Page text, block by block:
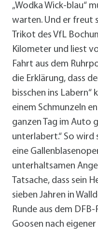
„Wodka Wick-blau“
warten. Und er freut
Trikot des VfL
Kilometer und liest
Fahrt aus dem
die Erklärung, dass
bisschen ins
einem Schmunzeln
ganzen Tag im Auto
unterlabert.“ So wird
eine
unterhaltsamen
Tatsache, dass sein
sieben Jahren in
Runde aus dem
Goosen nach eigener